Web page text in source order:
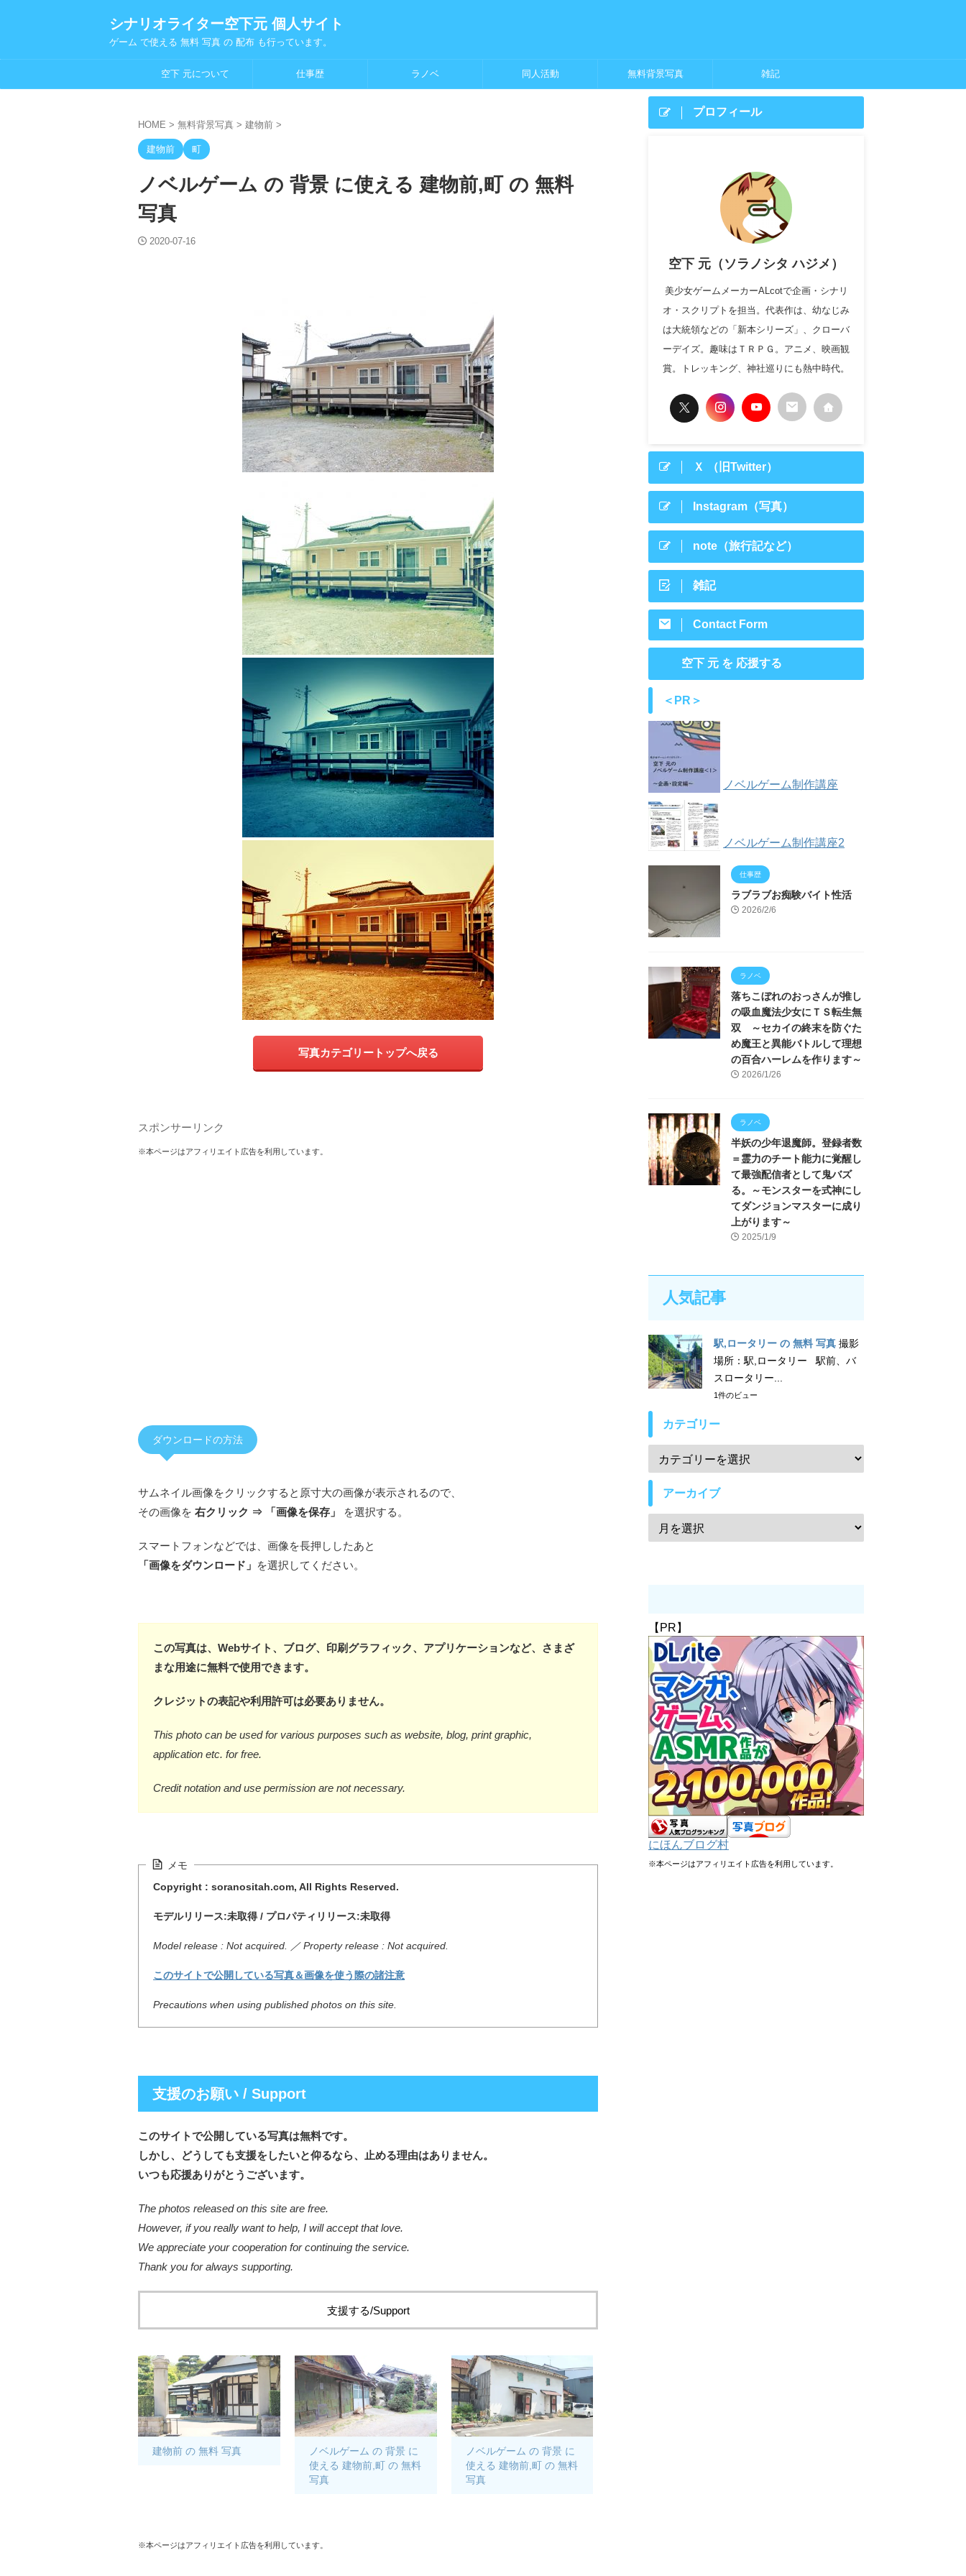
シナリオライター空下元 個人サイト
ゲーム で使える 無料 写真 の 配布 も行っています。
空下 元について 仕事歴 ラノベ 同人活動 無料背景写真 雑記
HOME > 無料背景写真 > 建物前 >
建物前 町
ノベルゲーム の 背景 に使える 建物前,町 の 無料
写真
2020-07-16
写真カテゴリートップへ戻る
スポンサーリンク
※本ページはアフィリエイト広告を利用しています。
ダウンロードの方法
サムネイル画像をクリックすると原寸大の画像が表示されるので、
その画像を 右クリック ⇒ 「画像を保存」 を選択する。
スマートフォンなどでは、画像を長押ししたあと
「画像をダウンロード」 を選択してください。
この写真は、Webサイト、ブログ、印刷グラフィック、アプリケーションなど、さまざ
まな用途に無料で使用できます。
クレジットの表記や利用許可は必要ありません。
This photo can be used for various purposes such as website, blog, print graphic,
application etc. for free.
Credit notation and use permission are not necessary.
メモ
Copyright : soranositah.com, All Rights Reserved.
モデルリリース:未取得 / プロパティリリース:未取得
Model release : Not acquired. ／ Property release : Not acquired.
このサイトで公開している写真＆画像を使う際の諸注意
Precautions when using published photos on this site.
支援のお願い / Support
このサイトで公開している写真は無料です。
しかし、どうしても支援をしたいと仰るなら、止める理由はありません。
いつも応援ありがとうございます。
The photos released on this site are free.
However, if you really want to help, I will accept that love.
We appreciate your cooperation for continuing the service.
Thank you for always supporting.
支援する/Support
建物前 の 無料 写真
ノベルゲーム の 背景 に
使える 建物前,町 の 無料
写真
ノベルゲーム の 背景 に
使える 建物前,町 の 無料
写真
※本ページはアフィリエイト広告を利用しています。
プロフィール
空下 元（ソラノシタ ハジメ）
美少女ゲームメーカーALcotで企画・シナリ
オ・スクリプトを担当。代表作は、幼なじみ
は大統領などの「新本シリーズ」、クローバ
ーデイズ。趣味はＴＲＰＧ。アニメ、映画観
賞。トレッキング、神社巡りにも熱中時代。
Ｘ （旧Twitter）
Instagram（写真）
note（旅行記など）
雑記
Contact Form
空下 元 を 応援する
＜PR＞
ノベルゲーム制作講座
ノベルゲーム制作講座2
仕事歴
ラブラブお痴験バイト性活
2026/2/6
ラノベ
落ちこぼれのおっさんが推し
の吸血魔法少女にＴＳ転生無
双 ～セカイの終末を防ぐた
め魔王と異能バトルして理想
の百合ハーレムを作ります～
2026/1/26
ラノベ
半妖の少年退魔師。登録者数
＝霊力のチート能力に覚醒し
て最強配信者として鬼バズ
る。～モンスターを式神にし
てダンジョンマスターに成り
上がります～
2025/1/9
人気記事
駅,ロータリー の 無料 写真 撮影
場所：駅,ロータリー 駅前、バ
スロータリー...
1件のビュー
カテゴリー
アーカイブ
【PR】
にほんブログ村
※本ページはアフィリエイト広告を利用しています。